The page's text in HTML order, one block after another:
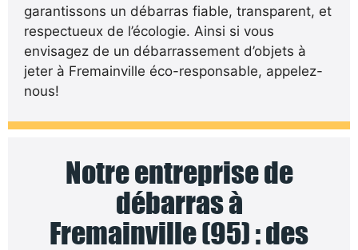
garantissons un débarras fiable, transparent, et
respectueux de l’écologie. Ainsi si vous
envisagez de un débarrassement d’objets à
jeter à Fremainville éco-responsable, appelez-
nous!
Notre entreprise de
débarras à
Fremainville (95) : des